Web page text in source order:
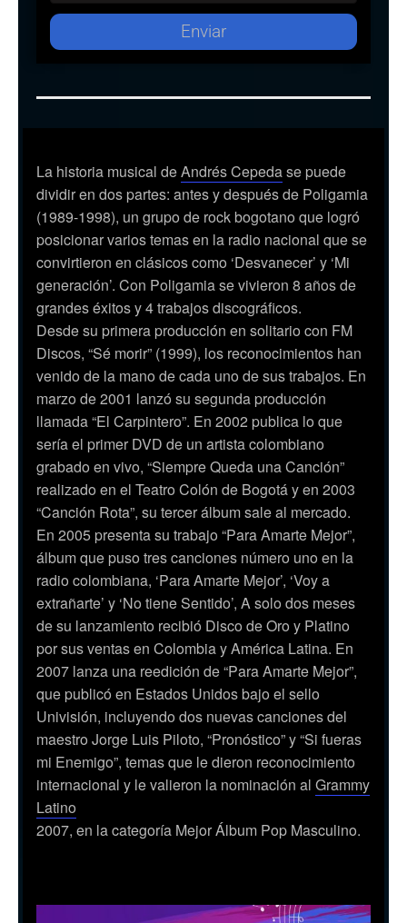
Enviar
La historia musical deAndrés Cepedase puede
dividir en dos partes: antes y después de Poligamia
(1989-1998), un grupo de rock bogotano que logró
posicionar varios temas en la radio nacional que se
convirtieron en clásicos como ‘Desvanecer’ y ‘Mi
generación’. Con Poligamia se vivieron 8 años de
grandes éxitos y 4 trabajos discográficos.
Desde su primera producción en solitario con FM
Discos, “Sé morir” (1999), los reconocimientos han
venido de la mano de cada uno de sus trabajos. En
marzo de 2001 lanzó su segunda producción
llamada “El Carpintero”. En 2002 publica lo que
sería el primer DVD de un artista colombiano
grabado en vivo, “Siempre Queda una Canción”
realizado en el Teatro Colón de Bogotá y en 2003
“Canción Rota”, su tercer álbum sale al mercado.
En 2005 presenta su trabajo “Para Amarte Mejor”,
álbum que puso tres canciones número uno en la
radio colombiana, ‘Para Amarte Mejor’, ‘Voy a
extrañarte’ y ‘No tiene Sentido’, A solo dos meses
de su lanzamiento recibió Disco de Oro y Platino
por sus ventas en Colombia y América Latina. En
2007 lanza una reedición de “Para Amarte Mejor”,
que publicó en Estados Unidos bajo el sello
Univisión, incluyendo dos nuevas canciones del
maestro Jorge Luis Piloto, “Pronóstico” y “Si fueras
mi Enemigo”, temas que le dieron reconocimiento
internacional y le valieron la nominación al Grammy
Latino
2007, en la categoría Mejor Álbum Pop Masculino.